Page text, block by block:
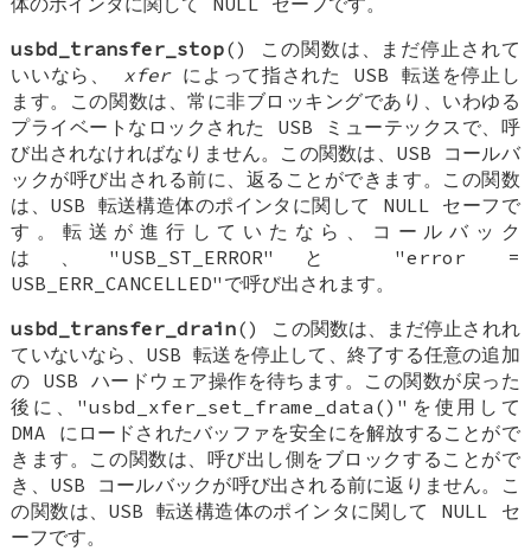
usbd_transfer_stop() この関数は、まだ停止されて
いいなら、 xferによって指された USB 転送を停止し
ます。この関数は、常に非ブロッキングであり、いわゆる
プライベートなロックされた USB ミューテックスで、呼
び出されなければなりません。この関数は、USB コールバ
ックが呼び出される前に、返ることができます。この関数
は、USB 転送構造体のポインタに関して NULL セーフで
す。転送が進行していたなら、コールバック
は、"USB_ST_ERROR"と "error =
USB_ERR_CANCELLED"で呼び出されます。
usbd_transfer_drain() この関数は、まだ停止されれ
ていないなら、USB 転送を停止して、終了する任意の追加
の USB ハードウェア操作を待ちます。この関数が戻った
後に、"usbd_xfer_set_frame_data()"を使用して
DMA にロードされたバッファを安全にを解放することがで
きます。この関数は、呼び出し側をブロックすることがで
き、USB コールバックが呼び出される前に返りません。こ
の関数は、USB 転送構造体のポインタに関して NULL セ
ーフです。